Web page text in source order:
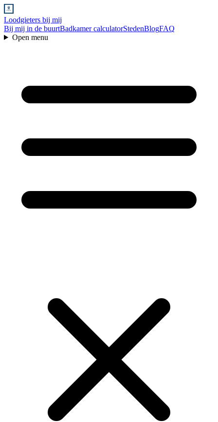
Loodgieters bij mij
Bij mij in de buurtBadkamer calculatorStedenBlogFAQ
Open menu